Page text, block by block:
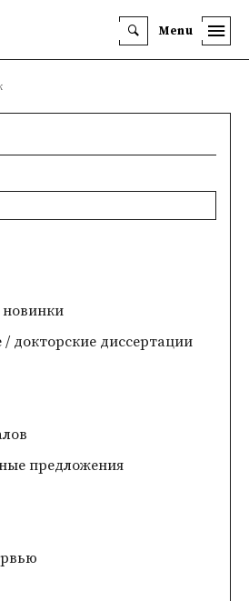
Menu
новинки
докторские диссертации
предложения